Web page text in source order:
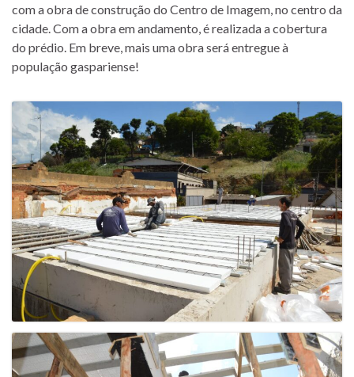
com a obra de construção do Centro de Imagem, no centro da
cidade. Com a obra em andamento, é realizada a cobertura
do prédio. Em breve, mais uma obra será entregue à
população gaspariense!